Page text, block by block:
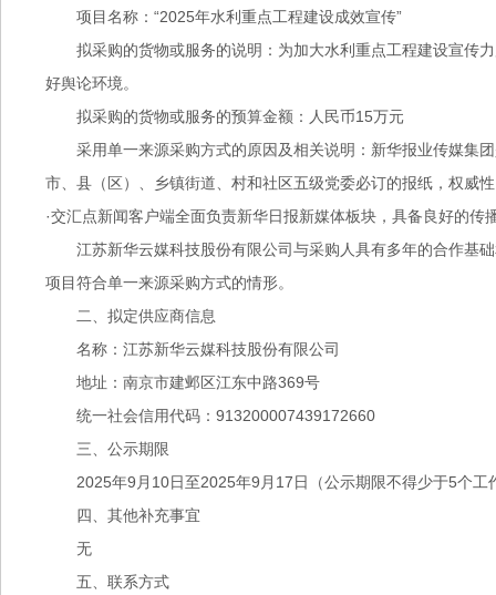
项目名称：“2025年水利重点工程建设成效宣传”
拟采购的货物或服务的说明：为加大水利重点工程建设宣传
好舆论环境。
拟采购的货物或服务的预算金额：人民币15万元
采用单一来源采购方式的原因及相关说明：新华报业传媒集
市、县（区）、乡镇街道、村和社区五级党委必订的报纸，权威
·交汇点新闻客户端全面负责新华日报新媒体板块，具备良好的
江苏新华云媒科技股份有限公司与采购人具有多年的合作基
项目符合单一来源采购方式的情形。
二、拟定供应商信息
名称：江苏新华云媒科技股份有限公司
地址：南京市建邺区江东中路369号
统一社会信用代码：913200007439172660
三、公示期限
2025年9月10日至2025年9月17日（公示期限不得少于5个工
四、其他补充事宜
无
五、联系方式